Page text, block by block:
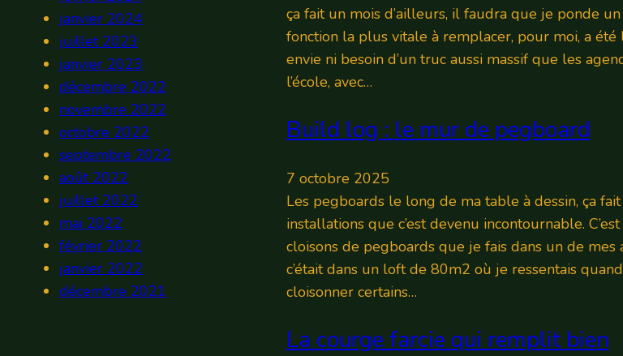
janvier 2024
juillet 2023
janvier 2023
décembre 2022
novembre 2022
octobre 2022
septembre 2022
août 2022
juillet 2022
mai 2022
février 2022
janvier 2022
décembre 2021
ça fait un mois d’ailleurs, il faudra que je ponde
fonction la plus vitale à remplacer, pour moi, a été
envie ni besoin d’un truc aussi massif que les
l’école, avec…
Build log : le mur de pegboard
7 octobre 2025
Les pegboards le long de ma table à dessin, ça
installations que c’est devenu incontournable.
cloisons de pegboards que je fais dans un de
c’était dans un loft de 80m2 où je ressentais
cloisonner certains…
La courge farcie qui remplit bien